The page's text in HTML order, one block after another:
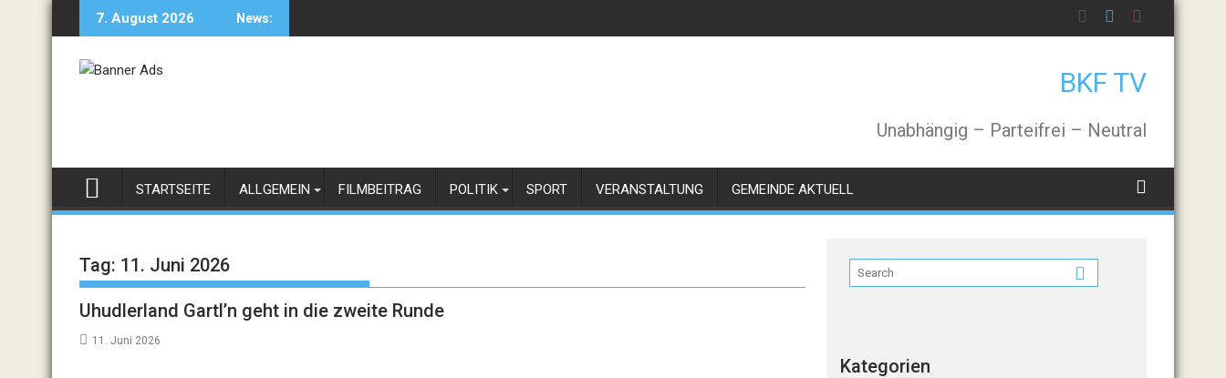
7. August 2026 News:
BKF TV
Unabhängig – Parteifrei – Neutral
STARTSEITE ALLGEMEIN FILMBEITRAG POLITIK SPORT VERANSTALTUNG GEMEINDE AKTUELL
Tag: 11. Juni 2026
Uhudlerland Gartl’n geht in die zweite Runde
11. Juni 2026
Kategorien